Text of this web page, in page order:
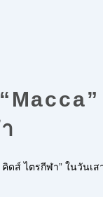
ดส์ ไตรกีฬา” ในวันเส